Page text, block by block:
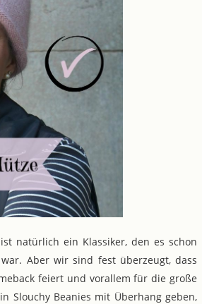
natürlich ein Klassiker, den es schon
Aber wir sind fest überzeugt, dass
feiert und vorallem für die große
Slouchy Beanies mit Überhang geben,